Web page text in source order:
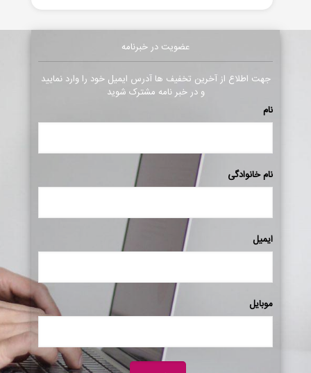
عضویت در خبرنامه
جهت اطلاع از آخرین تخفیف ها آدرس ایمیل خود را وارد نمایید
و در خبر نامه مشترک شوید
نام
نام خانوادگی
ایمیل
موبایل